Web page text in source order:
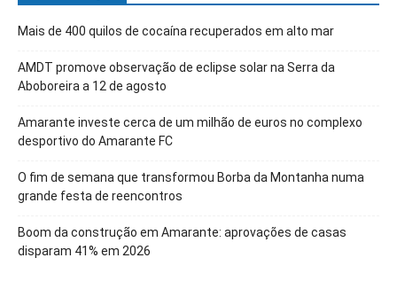
Mais de 400 quilos de cocaína recuperados em alto mar
AMDT promove observação de eclipse solar na Serra da
Aboboreira a 12 de agosto
Amarante investe cerca de um milhão de euros no complexo
desportivo do Amarante FC
O fim de semana que transformou Borba da Montanha numa
grande festa de reencontros
Boom da construção em Amarante: aprovações de casas
disparam 41% em 2026